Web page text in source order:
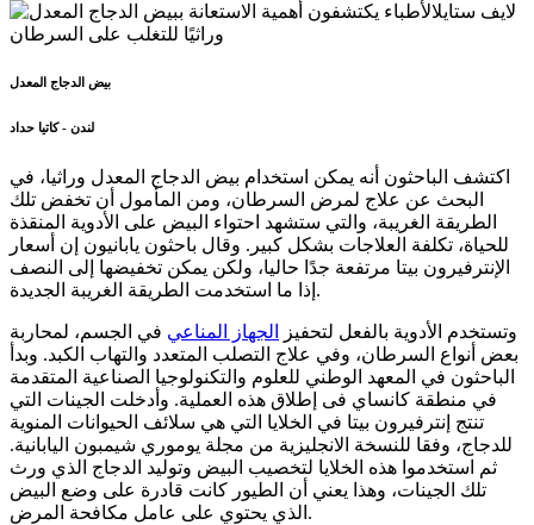
بيض الدجاج المعدل
لندن - كاتيا حداد
اكتشف الباحثون أنه يمكن استخدام بيض الدجاج المعدل وراثيا، في
البحث عن علاج لمرض السرطان، ومن المأمول أن تخفض تلك
الطريقة الغريبة، والتي ستشهد احتواء البيض على الأدوية المنقذة
للحياة، تكلفة العلاجات بشكل كبير. وقال باحثون يابانيون إن أسعار
الإنترفيرون بيتا مرتفعة جدًا حاليا، ولكن يمكن تخفيضها إلى النصف
إذا ما استخدمت الطريقة الغريبة الجديدة.
وتستخدم الأدوية بالفعل لتحفيز الجهاز المناعي في الجسم، لمحاربة
بعض أنواع السرطان، وفي علاج التصلب المتعدد والتهاب الكبد. وبدأ
الباحثون في المعهد الوطني للعلوم والتكنولوجيا الصناعية المتقدمة
في منطقة كانساي فى إطلاق هذه العملية. وأدخلت الجينات التي
تنتج إنترفيرون بيتا في الخلايا التي هي سلائف الحيوانات المنوية
للدجاج، وفقا للنسخة الانجليزية من مجلة يوموري شيمبون اليابانية.
ثم استخدموا هذه الخلايا لتخصيب البيض وتوليد الدجاج الذي ورث
تلك الجينات، وهذا يعني أن الطيور كانت قادرة على وضع البيض
الذي يحتوي على عامل مكافحة المرض.